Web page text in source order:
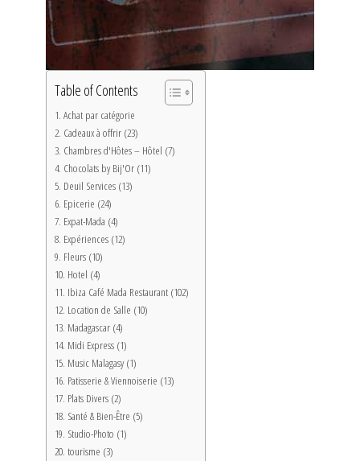
Table of Contents
Achat par catégorie
Cadeaux à offrir (23)
Chambres d'Hôtes – Hôtel (7)
Chocolats by Bij'Or (11)
Deuil Services (13)
Epicerie (24)
Expat-Mada (4)
Expériences (12)
Fleurs (10)
Hotel (4)
Ibiza Café Mada Restaurant (102)
Location de Salle (10)
Madagascar (4)
Midi Express (1)
Music Malagasy (1)
Patisserie & Viennoiserie (13)
Plats Divers (2)
Santé & Bien-Être (5)
Studio-Photo (1)
tourisme (3)